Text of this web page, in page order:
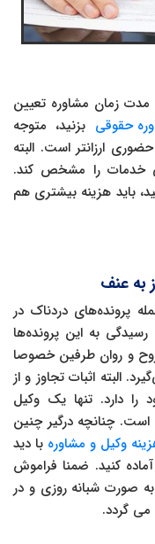
مدت زمان مشاوره تعیین
حقوقی بزنید، متوجه
ارزانتر است. البته
خدمات را مشخص کند.
باید هزینه بیشتری هم
به عنف
پرونده‌های دردناک در
به این پرونده‌ها
و روان طرفین خصوصا
البته اثبات تجاوز و از
دارد. تنها یک وکیل
است. چنانچه درگیر چنین
وکیل و مشاوره با دید
آماده کنید. ضمنا فراموش
صورت شبانه روزی و در
می گردد.